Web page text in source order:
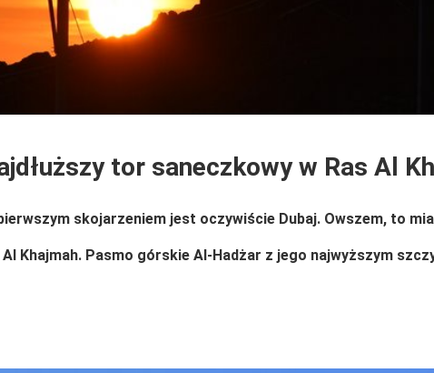
tor saneczkowy w Ras Al
skojarzeniem jest oczywiście Dubaj. Owszem, to
Khajmah. Pasmo górskie Al-Hadżar z jego najwyższym